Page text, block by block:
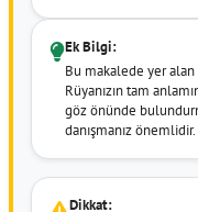
Ek Bilgi:
Bu makalede yer
Rüyanızın tam
göz önünde
danışmanız önemlidir.
Dikkat: